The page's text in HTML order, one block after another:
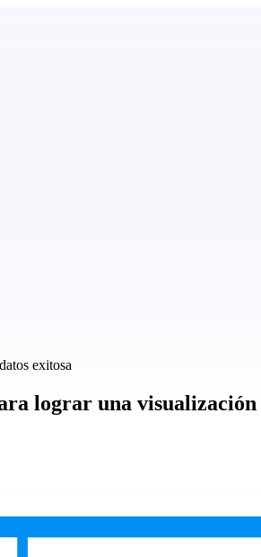
exitosa
lograr una visualización